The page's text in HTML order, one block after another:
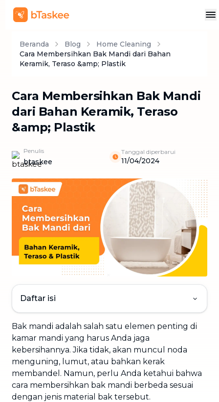
Beranda Blog
Home Cleaning
Cara Membersihkan Bak Mandi dari Bahan
Keramik, Teraso &amp; Plastik
Cara Membersihkan Bak Mandi
dari Bahan Keramik, Teraso
&amp; Plastik
Penulis
btaskee
Tanggal diperbarui
11/04/2024
Daftar isi
Bak mandi adalah salah satu elemen penting di
kamar mandi yang harus Anda jaga
kebersihannya. Jika tidak, akan muncul noda
menguning, lumut, atau bahkan kerak
membandel. Namun, perlu Anda ketahui bahwa
cara membersihkan bak mandi berbeda sesuai
dengan jenis material bak tersebut.